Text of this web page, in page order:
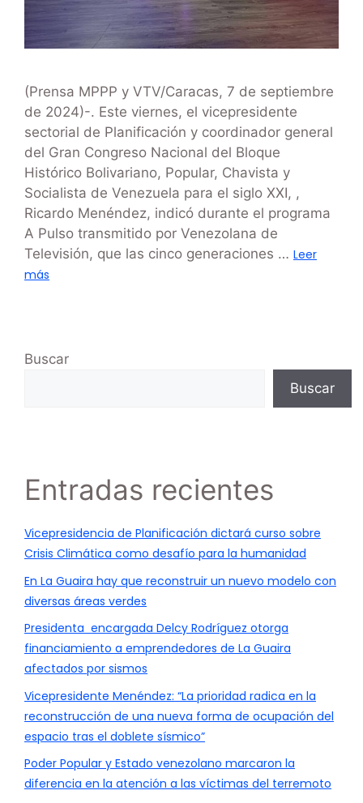
(Prensa MPPP y VTV/Caracas, 7 de septiembre
de 2024)-. Este viernes, el vicepresidente
sectorial de Planificación y coordinador general
del Gran Congreso Nacional del Bloque
Histórico Bolivariano, Popular, Chavista y
Socialista de Venezuela para el siglo XXI, ,
Ricardo Menéndez, indicó durante el programa
A Pulso transmitido por Venezolana de
Televisión, que las cinco generaciones … Leer
más
Buscar
Buscar
Entradas recientes
Vicepresidencia de Planificación dictará curso sobre
Crisis Climática como desafío para la humanidad
En La Guaira hay que reconstruir un nuevo modelo con
diversas áreas verdes
Presidenta encargada Delcy Rodríguez otorga
financiamiento a emprendedores de La Guaira
afectados por sismos
Vicepresidente Menéndez: “La prioridad radica en la
reconstrucción de una nueva forma de ocupación del
espacio tras el doblete sísmico”
Poder Popular y Estado venezolano marcaron la
diferencia en la atención a las víctimas del terremoto